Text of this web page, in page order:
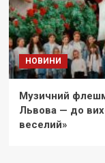
НОВИНИ
Музичний
Львова — до
веселий»